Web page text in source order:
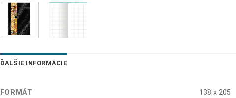
ĎALŠIE INFORMÁCIE
FORMÁT 138 x 205